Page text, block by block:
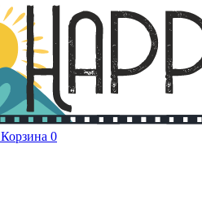
Корзина 0